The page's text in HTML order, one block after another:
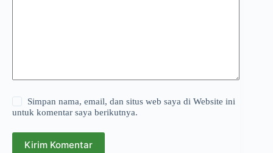
Simpan nama, email, dan situs web saya di Website ini
untuk komentar saya berikutnya.
Kirim Komentar